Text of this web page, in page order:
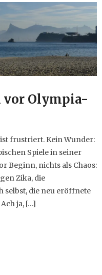
vor Olympia-
frustriert. Kein Wunder:
Spiele in seiner
Beginn, nichts als Chaos:
Zika, die
die neu eröffnete
ja, […]